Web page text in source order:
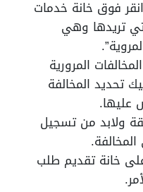
فوق خانة خدمات
تريدها وهي
المرورية
تحديد المخالفة
عليها.
ولابد من تسجيل
خانة تقديم طلب